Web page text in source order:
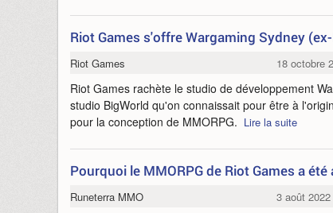
Riot Games s'offre Wargaming Sydney
Riot Games 18 octobre
Riot Games rachète le studio de développement
studio BigWorld qu'on connaissait pour être à
pour la conception de MMORPG. Lire la suite
Pourquoi le MMORPG de Riot Games a
Runeterra MMO 3 août 2022